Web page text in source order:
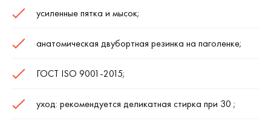
усиленные пятка и мысок;
анатомическая двубортная резинка на паголенке;
ГОСТ ISO 9001-2015;
уход: рекомендуется деликатная стирка при 30 ;